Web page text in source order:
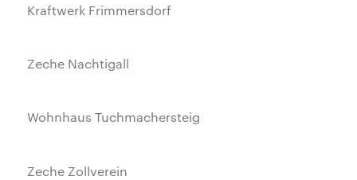
Kraftwerk Frimmersdorf
Zeche Nachtigall
Wohnhaus Tuchmachersteig
Zeche Zollverein